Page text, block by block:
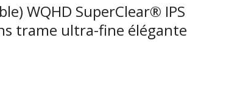
WQHD SuperClear® IPS
trame ultra-fine élégante